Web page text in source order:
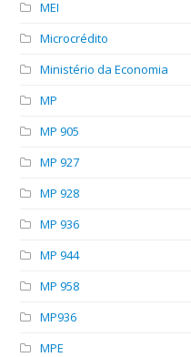
MEI
Microcrédito
Ministério da Economia
MP
MP 905
MP 927
MP 928
MP 936
MP 944
MP 958
MP936
MPE